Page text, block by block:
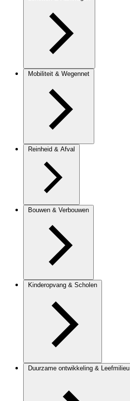
Mobiliteit & Wegennet
Reinheid & Afval
Bouwen & Verbouwen
Kinderopvang & Scholen
Duurzame ontwikkeling & Leefmilieu